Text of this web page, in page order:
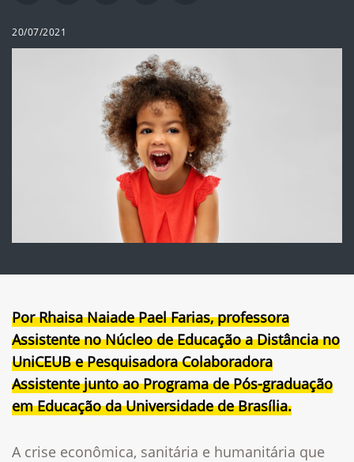
20/07/2021
Por Rhaisa Naiade Pael Farias, professora
Assistente no Núcleo de Educação a Distância no
UniCEUB e Pesquisadora Colaboradora
Assistente junto ao Programa de Pós-graduação
em Educação da Universidade de Brasília.
A crise econômica, sanitária e humanitária que